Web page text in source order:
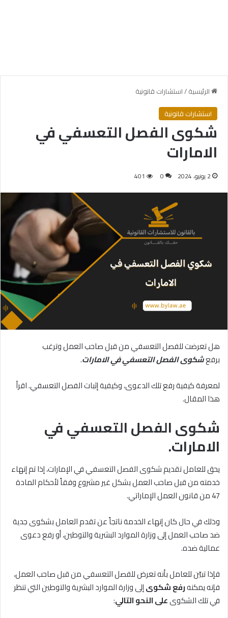
الرئيسية/استشارات قانونية
استشارات قانونية
شكوى الفصل التعسفي في
الامارات
2 يونيو، 2024 0
401
هل تعرضت للفصل التعسفي من قبل صاحب العمل وترغب
برفعشكوى الفصل التعسفي في الامارات.
لمعرفة كيفية رفع تلك الدعوى، وكيفية إثبات الفصل التعسفي. اقرأ
هذا المقال.
شكوى الفصل التعسفي في
الامارات.
يحق للعامل تقديم شكوى الفصل التعسفي في الإمارات، إذا تم إنهاء
خدمته من قبل صاحب العمل بشكل غير مشروع وفقاً لأحكام المادة
47 من قانون العمل الإماراتي.
وذلك في حال كان إنهاء الخدمة ناتجاً عن تقدم العامل بشكوى جدية
ضد صاحب العمل إلى وزارة الموارد البشرية والتوطين، أو رفع دعوى
عمالية ضده.
فإذا تبيّن للعامل بأنه تعرض للفصل التعسفي من قبل صاحب العمل،
فإنه يمكنهرفع شكوىإلى وزارة الموارد البشرية والتوطين التي تنظر
في تلك الشكوىعلى النحو التالي: